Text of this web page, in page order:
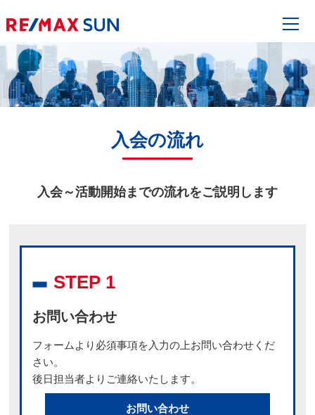
入会の流れ
入会～活動開始までの流れをご説明します
STEP 1
お問い合わせ
フォームより必須事項を入力の上お問い合わせくだ
さい。
後日担当者よりご連絡いたします。
お問い合わせ